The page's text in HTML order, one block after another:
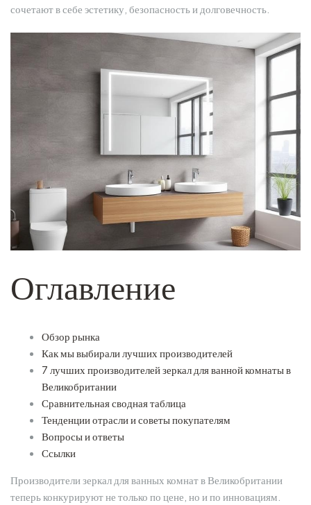
сочетают в себе эстетику, безопасность и долговечность.
Оглавление
Обзор рынка
Как мы выбирали лучших производителей
7 лучших производителей зеркал для ванной комнаты в
Великобритании
Сравнительная сводная таблица
Тенденции отрасли и советы покупателям
Вопросы и ответы
Ссылки
Производители зеркал для ванных комнат в Великобритании
теперь конкурируют не только по цене, но и по инновациям.